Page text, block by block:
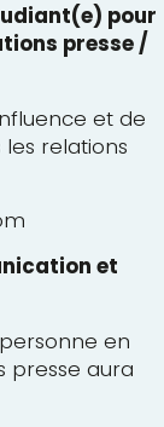
pour
presse /
et de
relations
et
en
presse aura